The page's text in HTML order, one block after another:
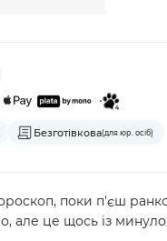
Безготівкова(для юр. осіб)
поки п'єш
але це щось із